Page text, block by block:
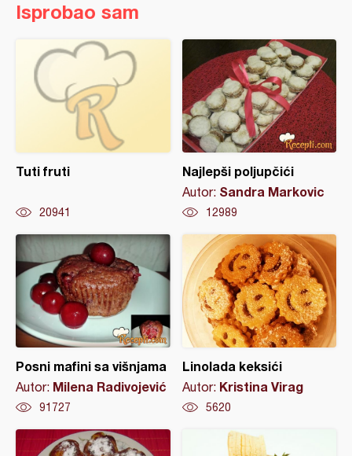
Isprobao sam
Tuti fruti
20941
Najlepši poljupčići
Autor: Sandra Markovic
12989
Posni mafini sa višnjama
Autor: Milena Radivojević
91727
Linolada keksići
Autor: Kristina Virag
5620